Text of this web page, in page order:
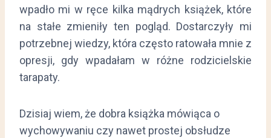
wpadło mi w ręce kilka mądrych książek, które
na stałe zmieniły ten pogląd. Dostarczyły mi
potrzebnej wiedzy, która często ratowała mnie z
opresji, gdy wpadałam w różne rodzicielskie
tarapaty.
Dzisiaj wiem, że dobra książka mówiąca o
wychowywaniu czy nawet prostej obsłudze